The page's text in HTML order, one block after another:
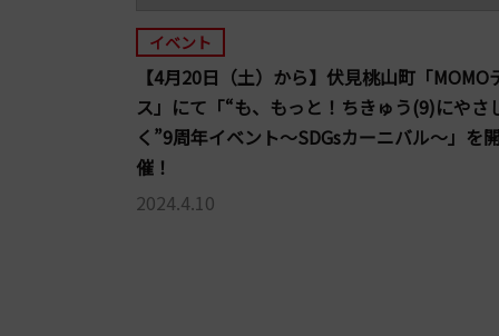
イベント
【4月20日（土）から】伏見桃山町「MOMO
ス」にて「“も、もっと！ちきゅう(9)にやさ
く”9周年イベント〜SDGsカーニバル〜」を
催！
2024.4.10